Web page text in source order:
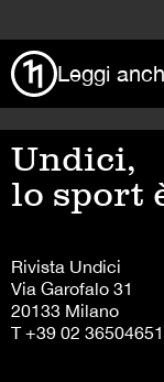
Leggi
Undici,
lo sport
Rivista Undici
Via Garofalo 31
20133 Milano
T +39 02 36504651